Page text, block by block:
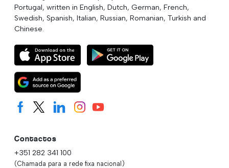
Portugal, written in English, Dutch, German, French,
Swedish, Spanish, Italian, Russian, Romanian, Turkish and
Chinese.
Contactos
+351 282 341 100
(Chamada para a rede fixa nacional)